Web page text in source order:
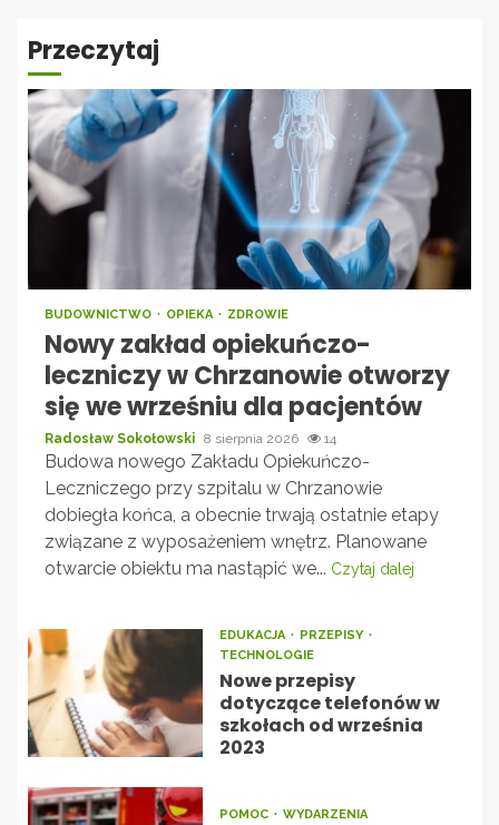
Przeczytaj
BUDOWNICTWO OPIEKA ZDROWIE
Nowy zakład opiekuńczo-
leczniczy w Chrzanowie otworzy
się we wrześniu dla pacjentów
Radosław Sokołowski 8 sierpnia 2026 14
Budowa nowego Zakładu Opiekuńczo-
Leczniczego przy szpitalu w Chrzanowie
dobiegła końca, a obecnie trwają ostatnie etapy
związane z wyposażeniem wnętrz. Planowane
otwarcie obiektu ma nastąpić we... Czytaj dalej
EDUKACJA
PRZEPISY
TECHNOLOGIE
Nowe przepisy
dotyczące telefonów w
szkołach od września
2023
POMOC WYDARZENIA